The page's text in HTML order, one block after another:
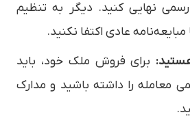
رسمی نهایی کنید. دیگر به تنظیم
عادی اکتفا نکنید.
برای فروش ملک خود، باید
معامله را داشته باشید و مدارک